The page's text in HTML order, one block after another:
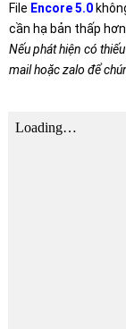
File Encore 5.0
cần hạ bản thấp
Nếu phát hiện có
mail hoặc zalo để